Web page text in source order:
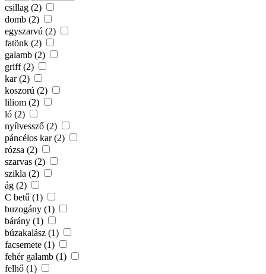
csillag (2)
domb (2)
egyszarvú (2)
fatönk (2)
galamb (2)
griff (2)
kar (2)
koszorú (2)
liliom (2)
ló (2)
nyílvessző (2)
páncélos kar (2)
rózsa (2)
szarvas (2)
szikla (2)
ág (2)
C betű (1)
buzogány (1)
bárány (1)
búzakalász (1)
facsemete (1)
fehér galamb (1)
felhő (1)